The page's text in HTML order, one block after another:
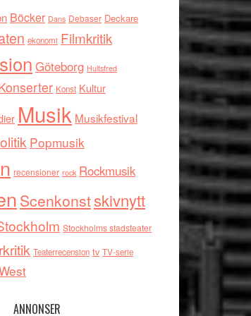
Böcker Dans Debaser Deckare
ekonomi Filmkritik
Göteborg Hultsfred
Konst Kultur
Musik Musikfestival
Popmusik
recensioner rock Rockmusik
Scenkonstskivnytt
Stockholms stadsteater
Teaterrecension tv TV-serie
ANNONSER